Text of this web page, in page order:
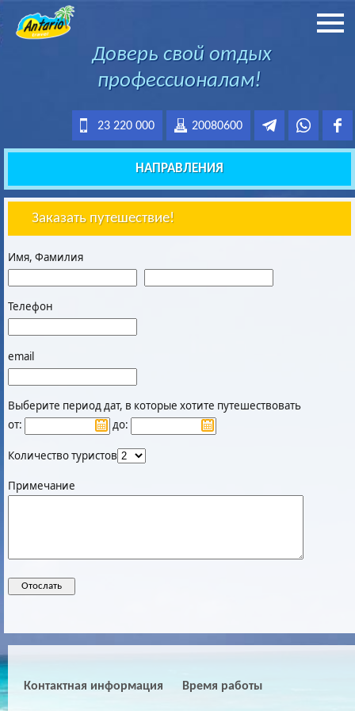
Доверь свой отдых
профессионалам!
20080600
23 220 000
НАПРАВЛЕНИЯ
Заказать путешествие!
Имя, Фамилия
Телефон
email
Выберите период дат, в которые хотите путешествовать
от:
до:
Количество туристов
Примечание
Контактная информация Время работы